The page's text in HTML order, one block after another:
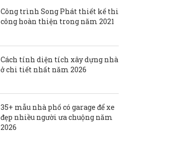
Công trình Song Phát thiết kế thi
công hoàn thiện trong năm 2021
Cách tính diện tích xây dựng nhà
ở chi tiết nhất năm 2026
35+ mẫu nhà phố có garage để xe
đẹp nhiều người ưa chuộng năm
2026